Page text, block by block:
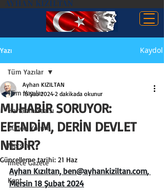
AYHAN KIZILTAN
Yazı Kaydol
Tüm Yazılar
Haftanın Yazısı
Güncel Yorum
Mersin
İmece Gazete
Kent
Tüm Yazılar
MUHABİR SORUYOR:
EFENDİM, DERİN DEVLET
NEDİR?
Ayhan KIZILTAN
18 Şub 2024 2 dakikada okunur
Güncelleme tarihi: 21 Haz
Ayhan Kızıltan, ben@ayhankiziltan.com,
Mersin 18 Şubat 2024